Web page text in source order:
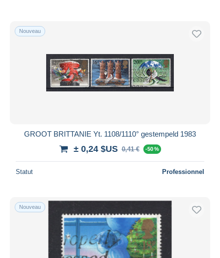
Nouveau
GROOT BRITTANIE Yt. 1108/1110° gestempeld 1983
± 0,24 $US 0,41 € -50 %
Statut Professionnel
Nouveau